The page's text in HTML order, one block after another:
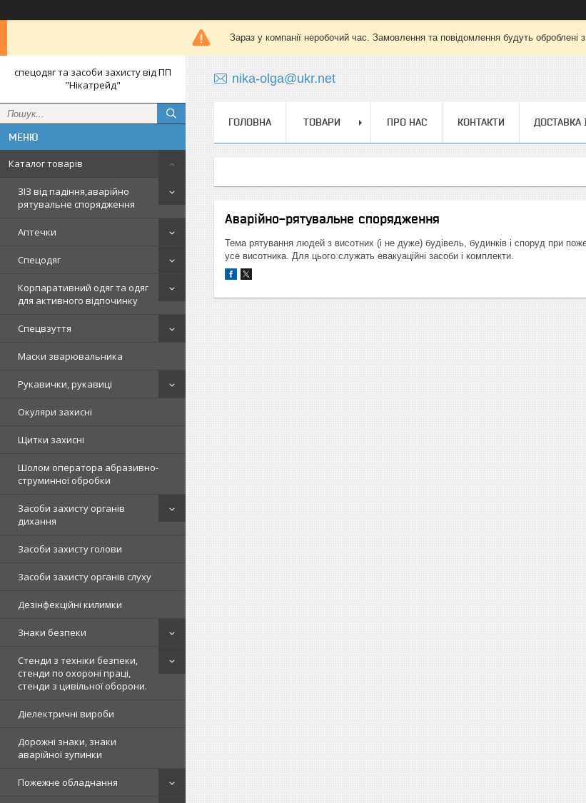
Зараз у компанії неробочий час. Замовлення та повідомлення будуть оброблені
спецодяг та засоби захисту від ПП
"Нікатрейд"
Каталог товарів
ЗІЗ від падіння,аварійно
рятувальне спорядження
Аптечки
Спецодяг
Корпаративний одяг та одяг
для активного відпочинку
Спецвзуття
Маски зварювальника
Рукавички, рукавиці
Окуляри захисні
Щитки захисні
Шолом оператора абразивно-
струминної обробки
Засоби захисту органів
дихання
Засоби захисту голови
Засоби захисту органів слуху
Дезінфекційні килимки
Знаки безпеки
Стенди з техніки безпеки,
стенди по охороні праці,
стенди з цивільної оборони.
Діелектричні вироби
Дорожні знаки, знаки
аварійної зупинки
Пожежне обладнання
nika-olga@ukr.net
ГОЛОВНА ТОВАРИ ПРО НАС КОНТАКТИ ДОСТАВКА
Аварійно-рятувальне спорядження
Тема рятування людей з висотних (і не дуже) будівель, будинків і споруд при
усе висотника. Для цього служать евакуаційні засоби і комплекти.